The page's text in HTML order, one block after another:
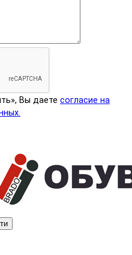
Вы даете согласие на